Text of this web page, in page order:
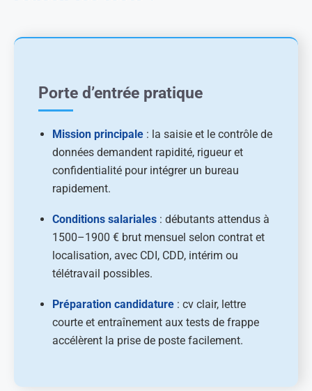
Porte d’entrée pratique
Mission principale : la saisie et le contrôle de
données demandent rapidité, rigueur et
confidentialité pour intégrer un bureau
rapidement.
Conditions salariales : débutants attendus à
1500–1900 € brut mensuel selon contrat et
localisation, avec CDI, CDD, intérim ou
télétravail possibles.
Préparation candidature : cv clair, lettre
courte et entraînement aux tests de frappe
accélèrent la prise de poste facilement.